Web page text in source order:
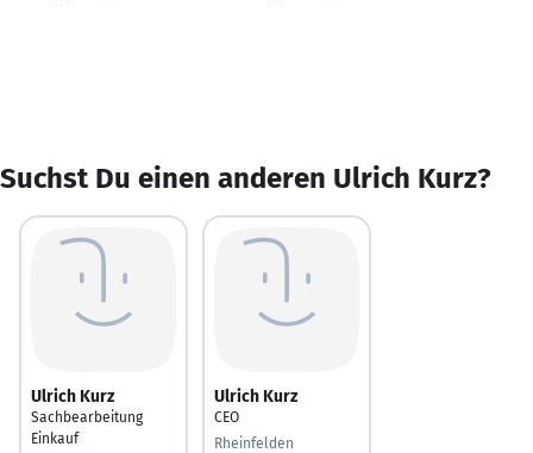
Suchst Du einen anderen Ulrich Kurz?
Ulrich Kurz
Sachbearbeitung
Einkauf
Ulrich Kurz
CEO
Rheinfelden